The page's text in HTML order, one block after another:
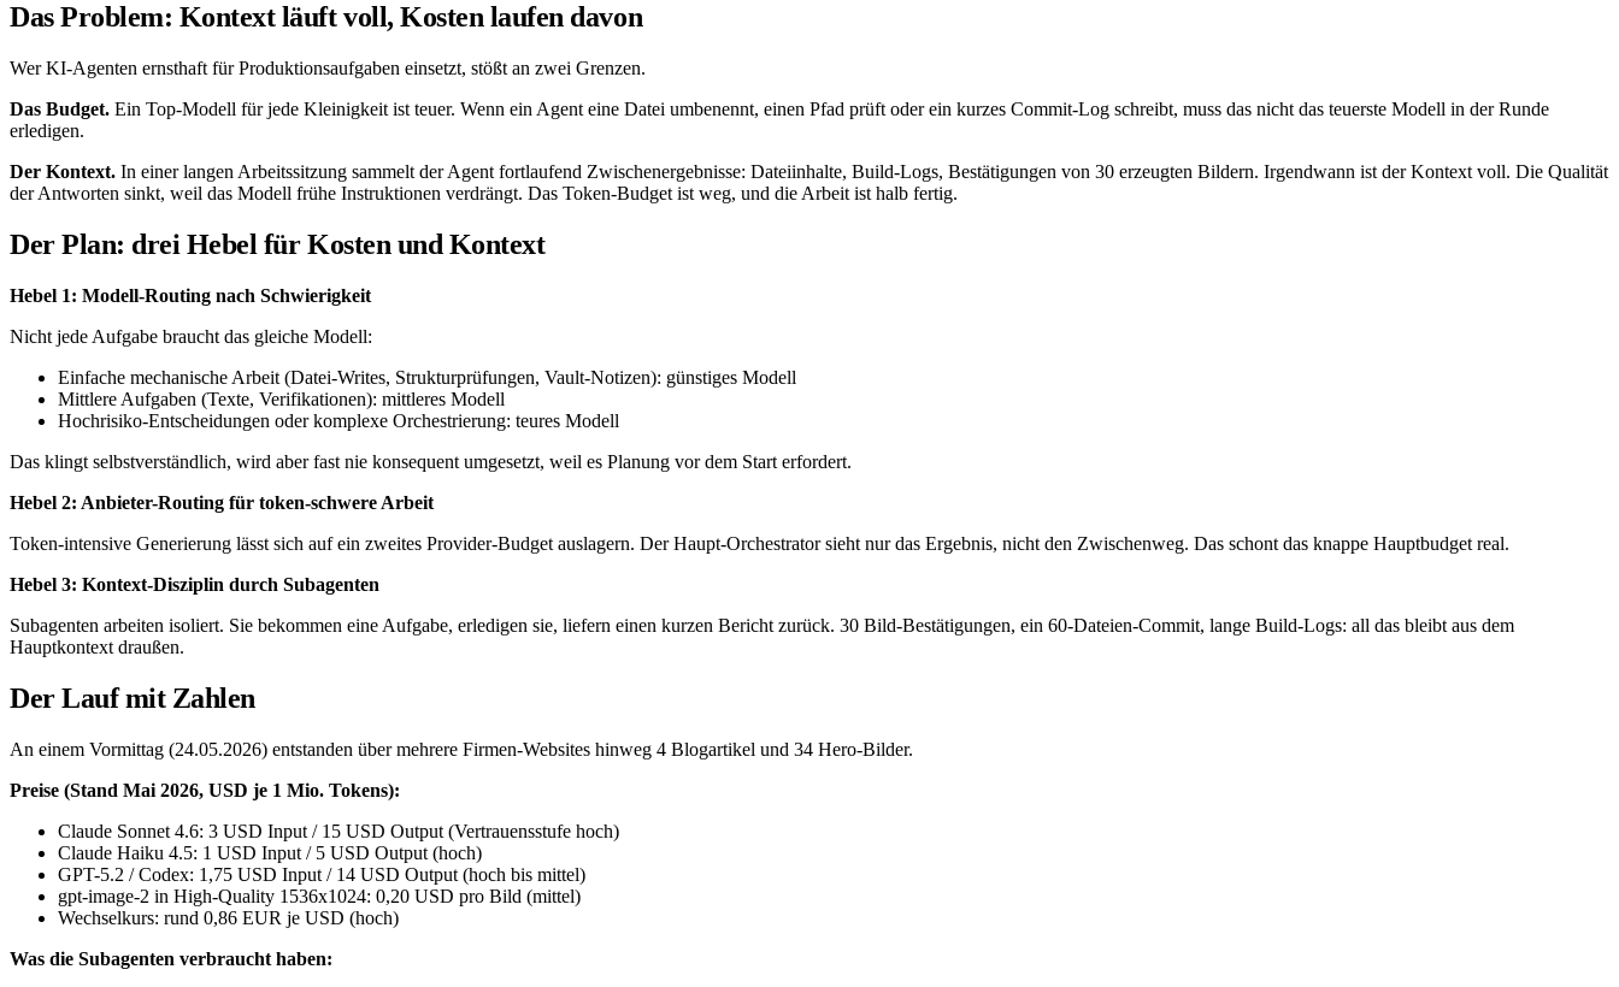
Das Problem: Kontext läuft voll, Kosten laufen davon
Wer KI-Agenten ernsthaft für Produktionsaufgaben einsetzt, stößt an zwei Grenzen.
Das Budget. Ein Top-Modell für jede Kleinigkeit ist teuer. Wenn ein Agent eine Datei umbenennt, einen Pfad prüft oder ein kurzes Commit-Log schreibt, muss das nicht das teuerste Modell in der Runde
erledigen.
Der Kontext. In einer langen Arbeitssitzung sammelt der Agent fortlaufend Zwischenergebnisse: Dateiinhalte, Build-Logs, Bestätigungen von 30 erzeugten Bildern. Irgendwann ist der Kontext voll. Die Qualität
der Antworten sinkt, weil das Modell frühe Instruktionen verdrängt. Das Token-Budget ist weg, und die Arbeit ist halb fertig.
Der Plan: drei Hebel für Kosten und Kontext
Hebel 1: Modell-Routing nach Schwierigkeit
Nicht jede Aufgabe braucht das gleiche Modell:
Einfache mechanische Arbeit (Datei-Writes, Strukturprüfungen, Vault-Notizen): günstiges Modell
Mittlere Aufgaben (Texte, Verifikationen): mittleres Modell
Hochrisiko-Entscheidungen oder komplexe Orchestrierung: teures Modell
Das klingt selbstverständlich, wird aber fast nie konsequent umgesetzt, weil es Planung vor dem Start erfordert.
Hebel 2: Anbieter-Routing für token-schwere Arbeit
Token-intensive Generierung lässt sich auf ein zweites Provider-Budget auslagern. Der Haupt-Orchestrator sieht nur das Ergebnis, nicht den Zwischenweg. Das schont das knappe Hauptbudget real.
Hebel 3: Kontext-Disziplin durch Subagenten
Subagenten arbeiten isoliert. Sie bekommen eine Aufgabe, erledigen sie, liefern einen kurzen Bericht zurück. 30 Bild-Bestätigungen, ein 60-Dateien-Commit, lange Build-Logs: all das bleibt aus dem
Hauptkontext draußen.
Der Lauf mit Zahlen
An einem Vormittag (24.05.2026) entstanden über mehrere Firmen-Websites hinweg 4 Blogartikel und 34 Hero-Bilder.
Preise (Stand Mai 2026, USD je 1 Mio. Tokens):
Claude Sonnet 4.6: 3 USD Input / 15 USD Output (Vertrauensstufe hoch)
Claude Haiku 4.5: 1 USD Input / 5 USD Output (hoch)
GPT-5.2 / Codex: 1,75 USD Input / 14 USD Output (hoch bis mittel)
gpt-image-2 in High-Quality 1536x1024: 0,20 USD pro Bild (mittel)
Wechselkurs: rund 0,86 EUR je USD (hoch)
Was die Subagenten verbraucht haben: